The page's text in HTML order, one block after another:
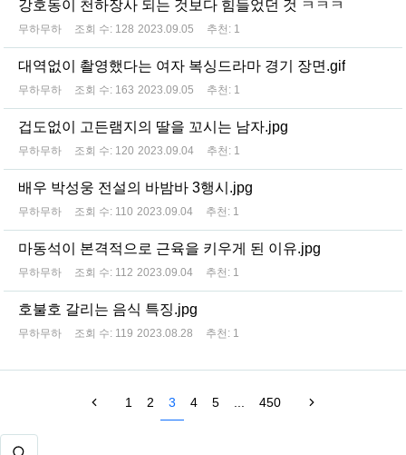
강호동이 천하장사 되는 것보다 힘들었던 것 ㅋㅋㅋ
무하무하 조회 수: 128 2023.09.05 추천: 1
대역없이 촬영했다는 여자 복싱드라마 경기 장면.gif
무하무하 조회 수: 163 2023.09.05 추천: 1
겁도없이 고든램지의 딸을 꼬시는 남자.jpg
무하무하 조회 수: 120 2023.09.04 추천: 1
배우 박성웅 전설의 바밤바 3행시.jpg
무하무하 조회 수: 110 2023.09.04 추천: 1
마동석이 본격적으로 근육을 키우게 된 이유.jpg
무하무하 조회 수: 112 2023.09.04 추천: 1
호불호 갈리는 음식 특징.jpg
무하무하 조회 수: 119 2023.08.28 추천: 1
1 2 3 4 5 450